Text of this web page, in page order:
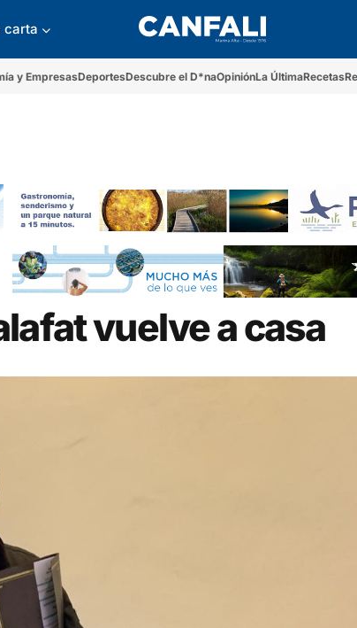
carta
y EmpresasDeportesDescubre el D*naOpiniónLa ÚltimaRecetas
vuelve a casa